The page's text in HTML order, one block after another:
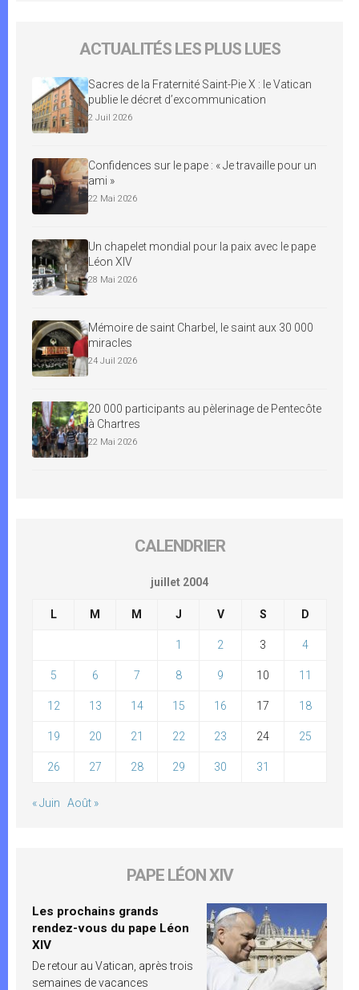
ACTUALITÉS LES PLUS LUES
Sacres de la Fraternité Saint-Pie X : le Vatican
publie le décret d’excommunication
2 Juil 2026
Confidences sur le pape : « Je travaille pour un
ami »
22 Mai 2026
Un chapelet mondial pour la paix avec le pape
Léon XIV
28 Mai 2026
Mémoire de saint Charbel, le saint aux 30 000
miracles
24 Juil 2026
20 000 participants au pèlerinage de Pentecôte
à Chartres
22 Mai 2026
CALENDRIER
juillet 2004
L M M J V S D
1 2 3 4
5 6 7 8 9 10 11
12 13 14 15 16 17 18
19 20 21 22 23 24 25
26 27 28 29 30 31
« Juin Août »
PAPE LÉON XIV
Les prochains grands
rendez-vous du pape Léon
XIV
De retour au Vatican, après trois
semaines de vacances